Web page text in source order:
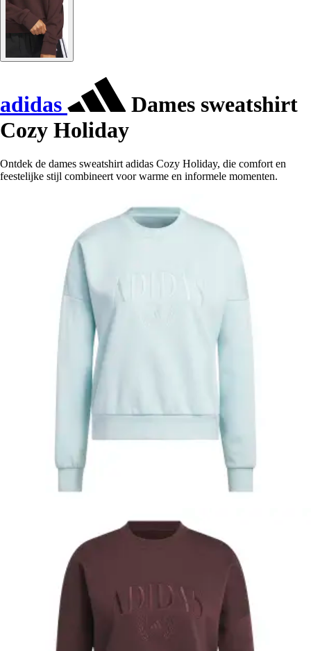
adidas
Dames sweatshirt
Cozy Holiday
Ontdek de dames sweatshirt adidas Cozy Holiday, die comfort en
feestelijke stijl combineert voor warme en informele momenten.